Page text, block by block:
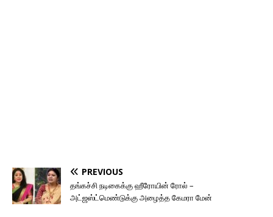
PREVIOUS
தங்கச்சி நடிகைக்கு ஹீரோயின் ரோல் –
அட்ஜஸ்ட்மெண்டுக்கு அழைத்த கேமரா மேன்